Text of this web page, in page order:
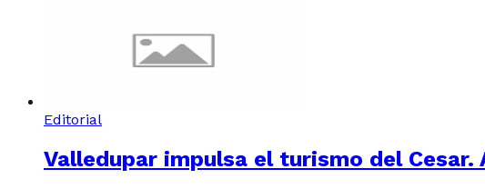
Editorial
Valledupar impulsa el turismo del